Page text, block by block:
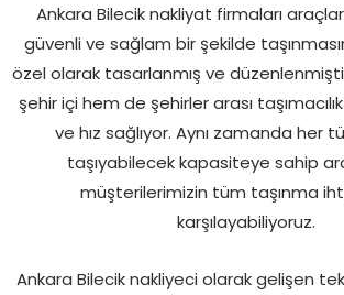
Ankara Bilecik nakliyat firmaları
güvenli ve sağlam bir şekilde
özel olarak tasarlanmış ve
şehir içi hem de şehirler arası
ve hız sağlıyor. Aynı zamanda her
taşıyabilecek kapasiteye sahip
müşterilerimizin tüm taşınma
karşılayabiliyoruz.
Ankara Bilecik nakliyeci olarak gelişen